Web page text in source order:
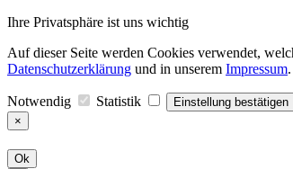
Ihre Privatsphäre ist uns wichtig
Auf dieser Seite werden Cookies verwendet,
Datenschutzerklärung und in unserem Impressum.
Notwendig Statistik Einstellung bestätigen
×
Ok